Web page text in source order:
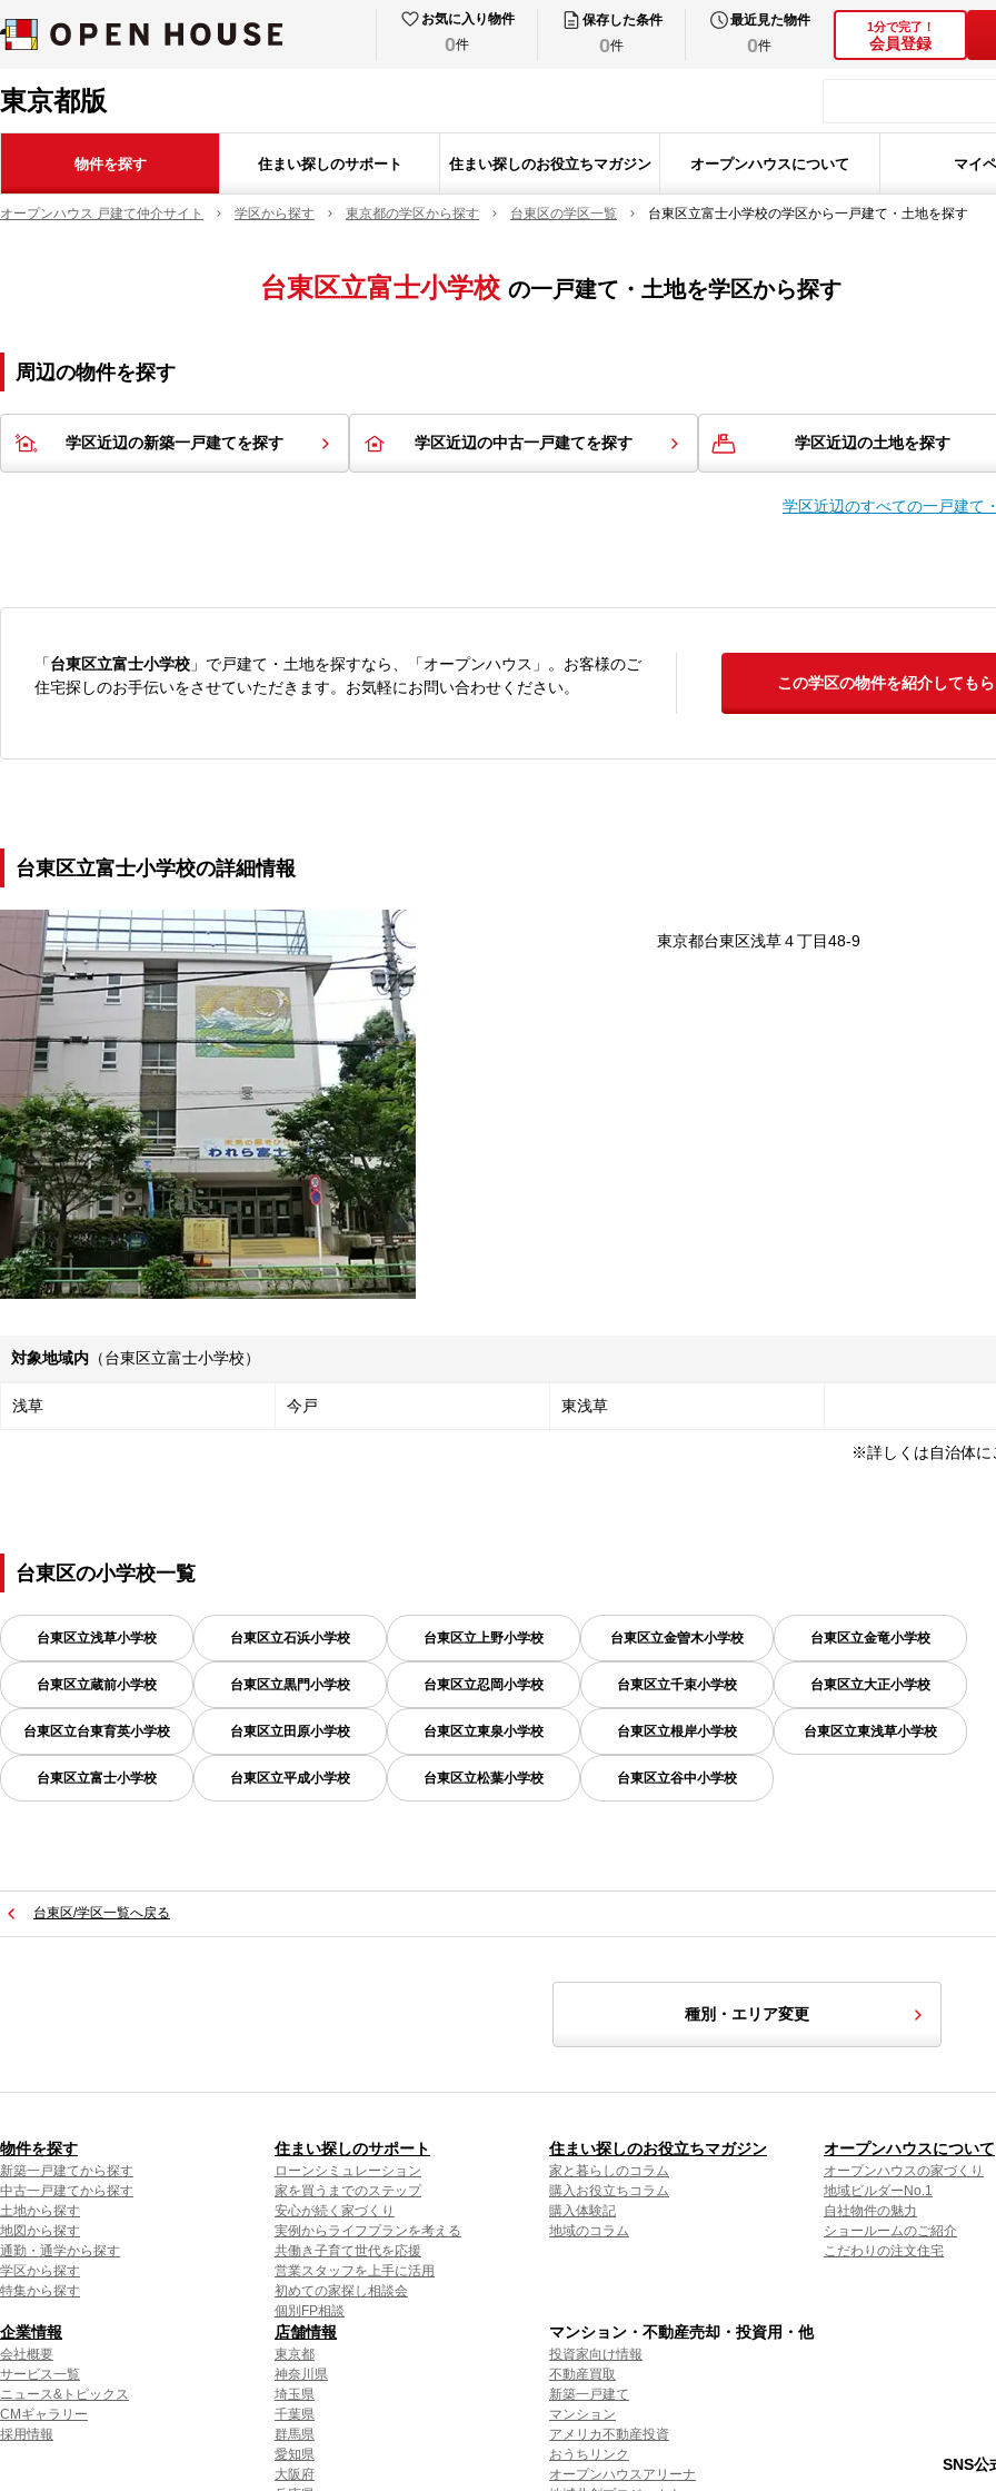
お気に入り物件
0件
保存した条件
0件
最近見た物件
0件
1分で完了！
会員登録
東京都版
物件を探す 住まい探しのサポート 住まい探しのお役立ちマガジン オープンハウスについて マイ
オープンハウス 戸建て仲介サイト 学区から探す 東京都の学区から探す 台東区の学区一覧 台東区立富士小学校の学区から一戸建て・土地を探す
台東区立富士小学校 の一戸建て・土地を学区から探す
周辺の物件を探す
学区近辺の新築一戸建てを探す 学区近辺の中古一戸建てを探す 学区近辺の土地を探す
学区近辺のすべての一戸建て
「台東区立富士小学校 」で戸建て・土地を探すなら、「オープンハウス」。お客様のご
住宅探しのお手伝いをさせていただきます。お気軽にお問い合わせください。
この学区の物件を紹介してもら
台東区立富士小学校の詳細情報
東京都台東区浅草４丁目48-9
対象地域内 （台東区立富士小学校）
浅草 今戸 東浅草
※詳しくは自治体に
台東区の小学校一覧
台東区立浅草小学校 台東区立石浜小学校 台東区立上野小学校 台東区立金曽木小学校 台東区立金竜小学校
台東区立蔵前小学校 台東区立黒門小学校 台東区立忍岡小学校 台東区立千束小学校 台東区立大正小学校
台東区立台東育英小学校 台東区立田原小学校 台東区立東泉小学校 台東区立根岸小学校 台東区立東浅草小学校
台東区立富士小学校 台東区立平成小学校 台東区立松葉小学校 台東区立谷中小学校
台東区/学区一覧へ戻る
種別・エリア変更
物件を探す
新築一戸建てから探す
中古一戸建てから探す
土地から探す
地図から探す
通勤・通学から探す
学区から探す
特集から探す
住まい探しのサポート
ローンシミュレーション
家を買うまでのステップ
安心が続く家づくり
実例からライフプランを考える
共働き子育て世代を応援
営業スタッフを上手に活用
初めての家探し相談会
個別FP相談
住まい探しのお役立ちマガジン
家と暮らしのコラム
購入お役立ちコラム
購入体験記
地域のコラム
オープンハウスについて
オープンハウスの家づくり
地域ビルダーNo.1
自社物件の魅力
ショールームのご紹介
こだわりの注文住宅
企業情報
会社概要
サービス一覧
ニュース&トピックス
CMギャラリー
採用情報
店舗情報
東京都
神奈川県
埼玉県
千葉県
群馬県
愛知県
大阪府
マンション・不動産売却・投資用・他
投資家向け情報
不動産買取
新築一戸建て
マンション
アメリカ不動産投資
おうちリンク
オープンハウスアリーナ
SNS公